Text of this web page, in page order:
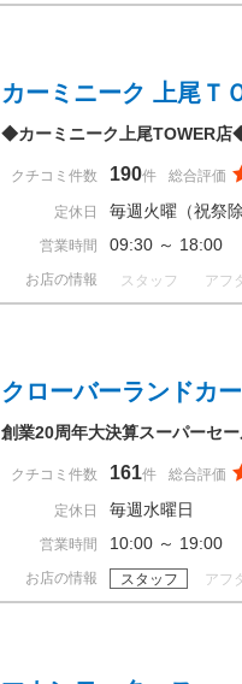
カーミニーク 上尾
◆カーミニーク上尾TOWER店
クチコミ件数 190件 総合評価
定休日 毎週火曜（祝祭除
営業時間 09:30 ～ 18:00
お店の情報 スタッフ アフ
クローバーランドカ
創業20周年大決算スーパーセ
クチコミ件数 161件 総合評価
定休日 毎週水曜日
営業時間 10:00 ～ 19:00
お店の情報 スタッフ アフ